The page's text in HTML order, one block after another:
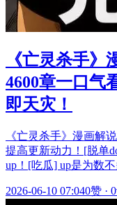
《亡灵杀手
4600章一口气
即天灾！
《亡灵杀手》漫画解
提高更新动力！[脱单
up！[吃瓜] up是为数
2026-06-10 07:040赞 ·